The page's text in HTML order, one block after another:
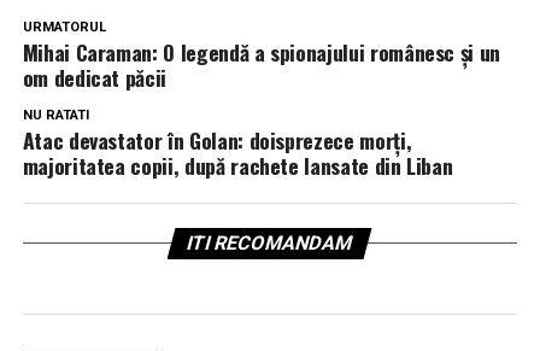
URMATORUL
Mihai Caraman: O legendă a spionajului românesc și un
om dedicat păcii
NU RATATI
Atac devastator în Golan: doisprezece morți,
majoritatea copii, după rachete lansate din Liban
ITI RECOMANDAM